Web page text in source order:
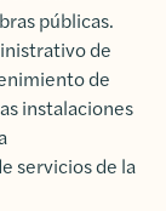
públicas.
de
de
instalaciones
servicios de la